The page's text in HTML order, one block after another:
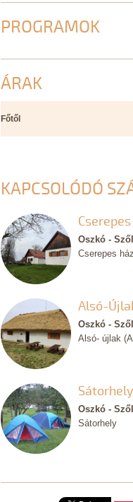
PROGRAMOK
ÁRAK
Főtől
KAPCSOLÓDÓ
Oszkó -
Cserepes
Alsó-
Oszkó -
Alsó- újlak
Sátorhely
Oszkó -
Sátorhely